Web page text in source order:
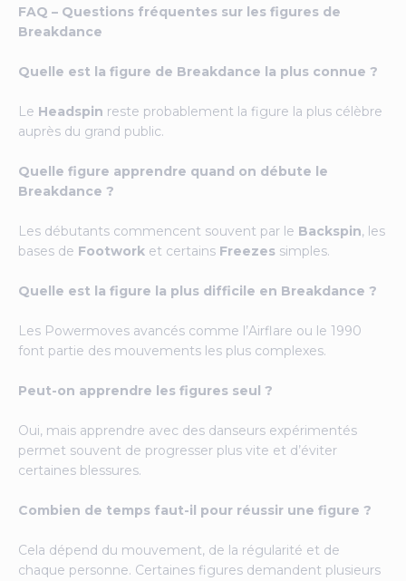
FAQ – Questions fréquentes sur les figures de
Breakdance
Quelle est la figure de Breakdance la plus connue ?
Le Headspin reste probablement la figure la plus célèbre
auprès du grand public.
Quelle figure apprendre quand on débute le
Breakdance ?
Les débutants commencent souvent par le Backspin, les
bases de Footwork et certains Freezes simples.
Quelle est la figure la plus difficile en Breakdance ?
Les Powermoves avancés comme l’Airflare ou le 1990
font partie des mouvements les plus complexes.
Peut-on apprendre les figures seul ?
Oui, mais apprendre avec des danseurs expérimentés
permet souvent de progresser plus vite et d’éviter
certaines blessures.
Combien de temps faut-il pour réussir une figure ?
Cela dépend du mouvement, de la régularité et de
chaque personne. Certaines figures demandent plusieurs